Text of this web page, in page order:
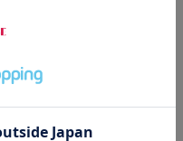
センターによる